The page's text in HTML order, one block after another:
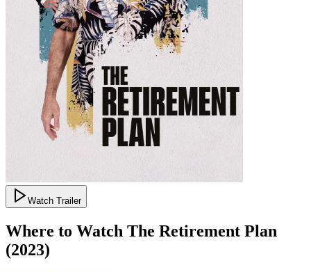
Watch Trailer
Where to Watch The Retirement Plan
(2023)